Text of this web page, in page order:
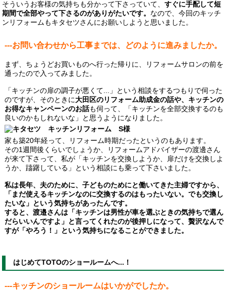
そういうお客様の気持ちも分かって下さっていて、すぐに手配して短
期間で全部やって下さるのがありがたいです。 なので、今回のキッチ
ンリフォームもキタセツさんにお願いしようと思いました。
---お問い合わせから工事までは、どのように進みましたか。
まず、ちょうどお買いものへ行った帰りに、リフォームサロンの前を
通ったので入ってみました。
「キッチンの扉の調子が悪くて...」という相談をするつもりで伺った
のですが、そのときに大田区のリフォーム助成金の話や、キッチンの
お得なキャンペーンのお話も伺って、「キッチンを全部交換するのも
良いのかもしれないな」と思うようになりました。
家も築20年経って、リフォーム時期だったというのもあります。
その1週間後くらいでしょうか、リフォームアドバイザーの渡邊さん
が来て下さって、私が「キッチンを交換しようか、扉だけを交換しよ
うか、躊躇している」という相談にも乗って下さいました。
私は長年、夫のために、子どものためにと働いてきた主婦ですから、
「まだ使えるキッチンなのに交換するのはもったいない。でも交換し
たいな」という気持ちがあったんです。
すると、渡邉さんは「キッチンは男性が車を選ぶときの気持ちで選ん
だらいいんですよ」と言ってくれたのが後押しになって、贅沢なんで
すが「やろう！」という気持ちになることができました。
はじめてTOTOのショールームへ...！
---キッチンのショールームはいかがでしたか。